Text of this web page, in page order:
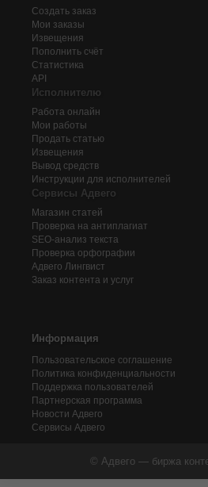
Создать заказ
Мои заказы
Извещения
Пополнить счёт
Статистика
API
Исполнителю
Работа онлайн
Мои работы
Продать статью
Извещения
Вывод средств
Инструкции для исполнителей
Сервисы Адвего
Магазин статей
Проверка на антиплагиат
SEO-анализ текста
Проверка орфографии
Адвего Лингвист
Заказ контента и услуг
Информация
Пользовательское соглашение
Политика конфиденциальности
Поддержка пользователей
Партнерская программа
Новости Адвего
Сервисы Адвего
© Адвего — биржа